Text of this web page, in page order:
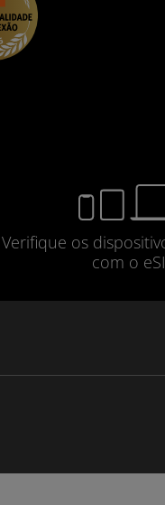
Verifique os
com o